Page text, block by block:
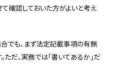
確認しておいた方がよいと考え
でも、まず法定記載事項の有無
ただ、実務では「書いてあるか」だ